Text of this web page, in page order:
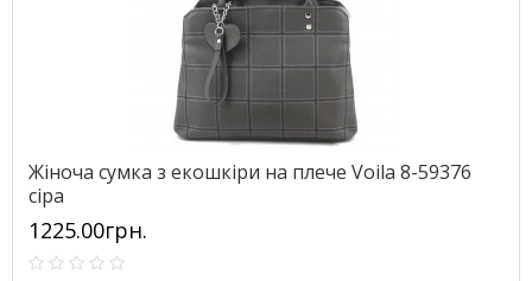
Жіноча сумка з екошкіри на плече Voila 8-59376
сіра
1225.00грн.